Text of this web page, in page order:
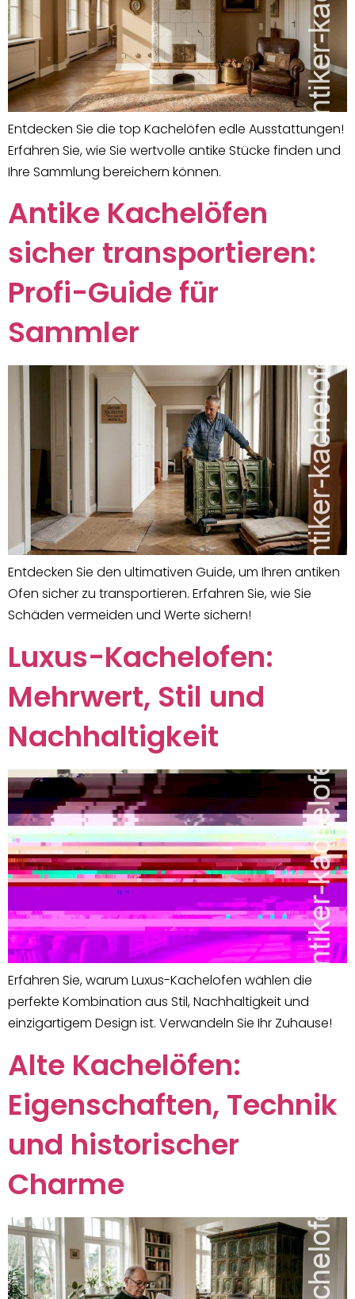
Entdecken Sie die top Kachelöfen edle Ausstattungen!
Erfahren Sie, wie Sie wertvolle antike Stücke finden und
Ihre Sammlung bereichern können.
Antike Kachelöfen
sicher transportieren:
Profi-Guide für
Sammler
Entdecken Sie den ultimativen Guide, um Ihren antiken
Ofen sicher zu transportieren. Erfahren Sie, wie Sie
Schäden vermeiden und Werte sichern!
Luxus-Kachelofen:
Mehrwert, Stil und
Nachhaltigkeit
Erfahren Sie, warum Luxus-Kachelofen wählen die
perfekte Kombination aus Stil, Nachhaltigkeit und
einzigartigem Design ist. Verwandeln Sie Ihr Zuhause!
Alte Kachelöfen:
Eigenschaften, Technik
und historischer
Charme